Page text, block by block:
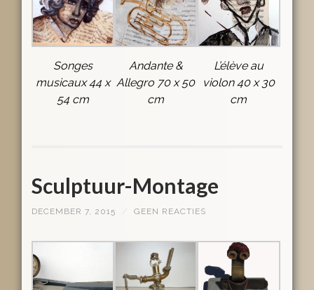
Songes
musicaux 44 x
54 cm
Andante &
Allegro 70 x 50
cm
L’élève au
violon 40 x 30
cm
Sculptuur-Montage
DECEMBER 7, 2015 GEEN REACTIES